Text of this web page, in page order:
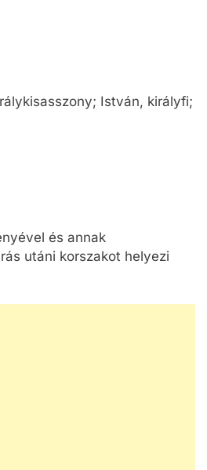
István, királyfi;
és annak
utáni korszakot helyezi